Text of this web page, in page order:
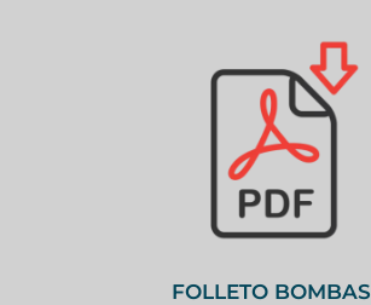
FOLLETO BOMBAS